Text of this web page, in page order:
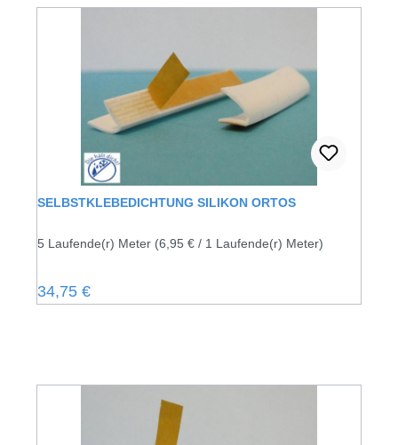
SELBSTKLEBEDICHTUNG SILIKON ORTOS
5 Laufende(r) Meter (6,95 € / 1 Laufende(r) Meter)
Regulärer Preis:
34,75 €